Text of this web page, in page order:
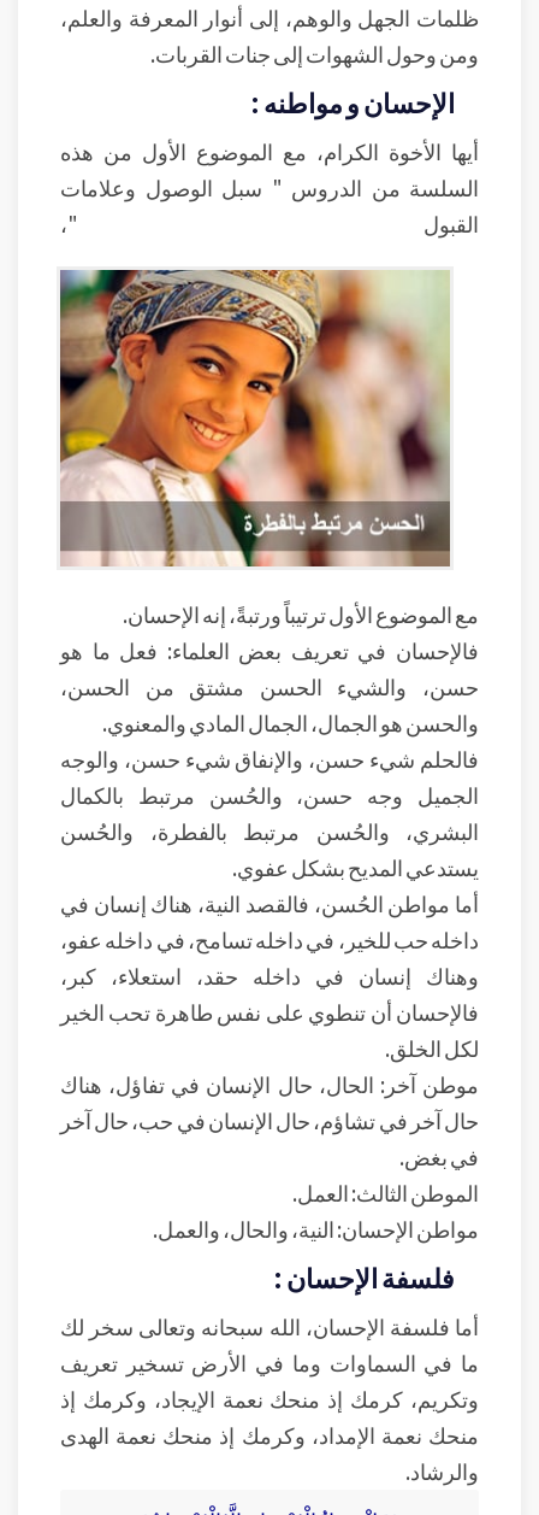
ظلمات الجهل والوهم، إلى أنوار المعرفة والعلم،
ومن وحول الشهوات إلى جنات القربات.
الإحسان و مواطنه :
أيها الأخوة الكرام، مع الموضوع الأول من هذه
السلسة من الدروس " سبل الوصول وعلامات
القبول "،
مع الموضوع الأول ترتيباً ورتبةً، إنه الإحسان.
فالإحسان في تعريف بعض العلماء: فعل ما هو
حسن، والشيء الحسن مشتق من الحسن،
والحسن هو الجمال، الجمال المادي والمعنوي.
فالحلم شيء حسن، والإنفاق شيء حسن، والوجه
الجميل وجه حسن، والحُسن مرتبط بالكمال
البشري، والحُسن مرتبط بالفطرة، والحُسن
يستدعي المديح بشكل عفوي.
أما مواطن الحُسن، فالقصد النية، هناك إنسان في
داخله حب للخير، في داخله تسامح، في داخله عفو،
وهناك إنسان في داخله حقد، استعلاء، كبر،
فالإحسان أن تنطوي على نفس طاهرة تحب الخير
لكل الخلق.
موطن آخر: الحال، حال الإنسان في تفاؤل، هناك
حال آخر في تشاؤم، حال الإنسان في حب، حال آخر
في بغض.
الموطن الثالث: العمل.
مواطن الإحسان: النية، والحال، والعمل.
فلسفة الإحسان :
أما فلسفة الإحسان، الله سبحانه وتعالى سخر لك
ما في السماوات وما في الأرض تسخير تعريف
وتكريم، كرمك إذ منحك نعمة الإيجاد، وكرمك إذ
منحك نعمة الإمداد، وكرمك إذ منحك نعمة الهدى
والرشاد.